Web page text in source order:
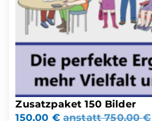
Zusatzpaket 150 Bilder
150,00 € anstatt750,00€